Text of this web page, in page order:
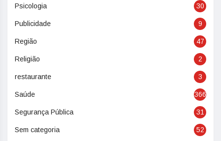
Psicologia 30
Publicidade 9
Região 47
Religião 2
restaurante 3
Saúde 366
Segurança Pública 31
Sem categoria 52